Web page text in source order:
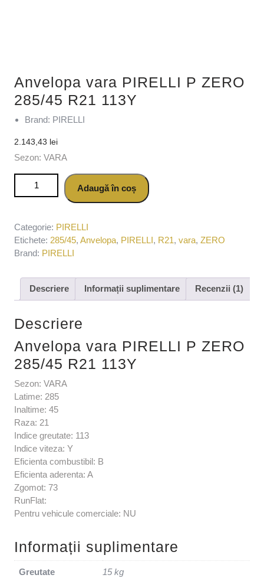
Anvelopa vara PIRELLI P ZERO
285/45 R21 113Y
Brand: PIRELLI
2.143,43 lei
Sezon: VARA
Cantitate Anvelopa vara PIRELLI P ZERO 285/45 R21 113Y
Adaugă în coș
Categorie: PIRELLI
Etichete: 285/45, Anvelopa, PIRELLI, R21, vara, ZERO
Brand: PIRELLI
Descriere Informații suplimentare Recenzii (1)
Descriere
Anvelopa vara PIRELLI P ZERO
285/45 R21 113Y
Sezon: VARA
Latime: 285
Inaltime: 45
Raza: 21
Indice greutate: 113
Indice viteza: Y
Eficienta combustibil: B
Eficienta aderenta: A
Zgomot: 73
RunFlat:
Pentru vehicule comerciale: NU
Informații suplimentare
Greutate 15 kg